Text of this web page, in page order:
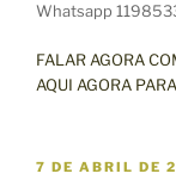
Whatsapp
FALAR AGORA
AQUI AGORA
P
7 DE ABRIL DE